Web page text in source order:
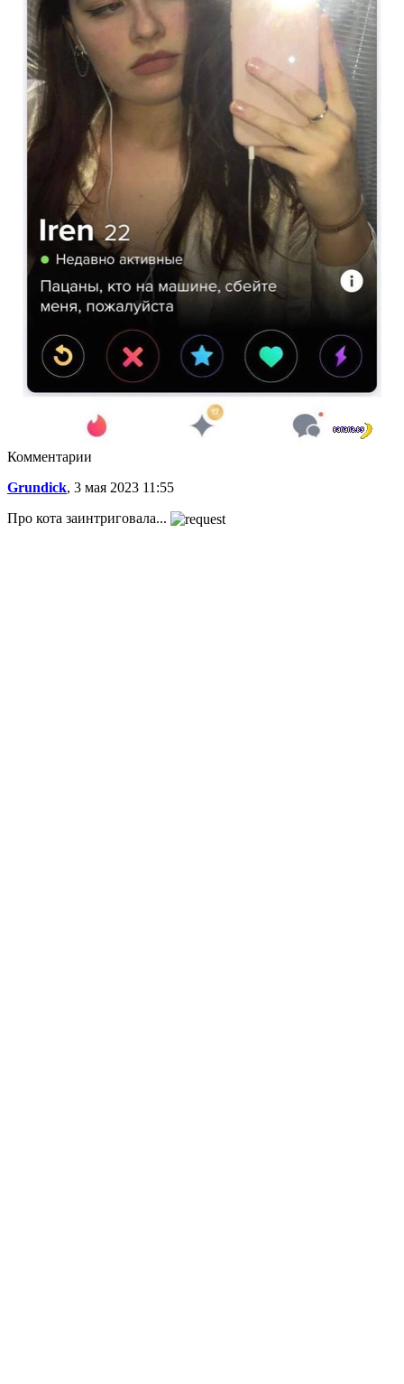
Комментарии
Grundick, 3 мая 2023 11:55
Про кота заинтриговала...